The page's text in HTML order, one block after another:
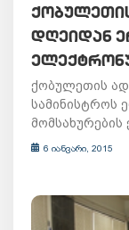
ᲓᲦᲔᲘᲓᲐᲜ
ქობულეთის
სამინისტროს
მომსახურების
6 იანვარი, 2015